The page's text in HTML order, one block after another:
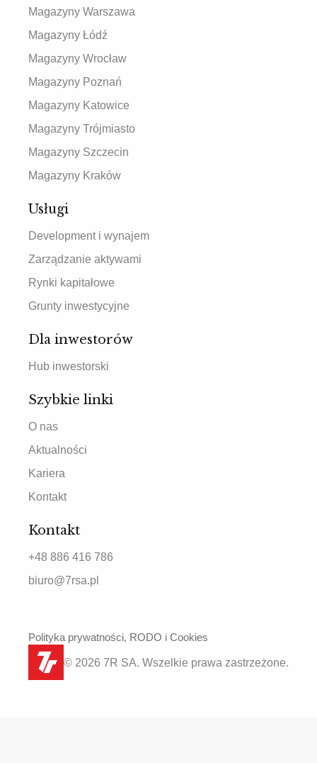
Magazyny Warszawa
Magazyny Łódź
Magazyny Wrocław
Magazyny Poznań
Magazyny Katowice
Magazyny Trójmiasto
Magazyny Szczecin
Magazyny Kraków
Usługi
Development i wynajem
Zarządzanie aktywami
Rynki kapitałowe
Grunty inwestycyjne
Dla inwestorów
Hub inwestorski
Szybkie linki
O nas
Aktualności
Kariera
Kontakt
Kontakt
+48 886 416 786
biuro@7rsa.pl
© 2026 7R SA. Wszelkie prawa zastrzeżone.
Polityka prywatności, RODO i Cookies